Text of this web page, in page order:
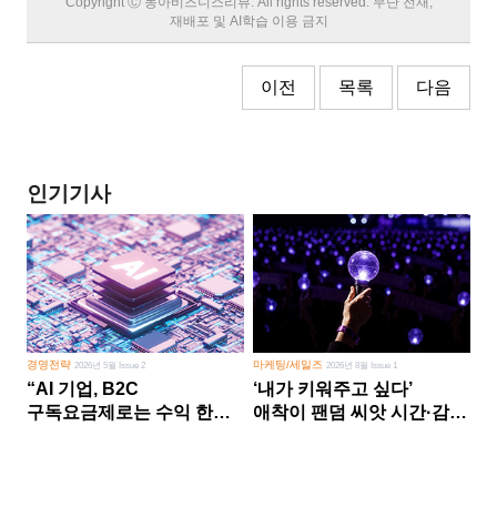
재배포 및 AI학습 이용 금지
이전 목록 다음
인기기사
경영전략 2026년 5월 Issue 2
“AI 기업, B2C
구독요금제로는 수익 한계
마케팅/세일즈 2026년 8월 Issue 1
‘내가 키워주고 싶다’
애착이 팬덤 씨앗 시간·감정